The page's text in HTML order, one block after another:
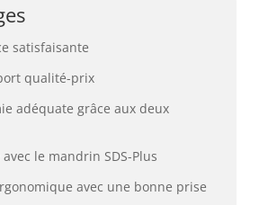
satisfaisante
qualité-prix
adéquate grâce aux deux
le mandrin SDS-Plus
avec une bonne prise